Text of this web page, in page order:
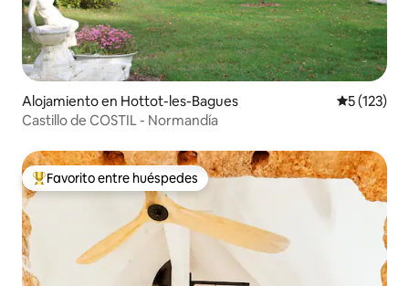
Alojamiento en Hottot-les-Bagues
5 (123)
Castillo de COSTIL - Normandía
Favorito entre huéspedes preferido
Favorito entre huéspedes